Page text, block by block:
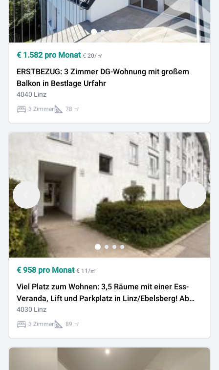
€ 1.582pro Monat € 20/㎡
ERSTBEZUG: 3 Zimmer DG-Wohnung mit großem
Balkon in Bestlage Urfahr
4040 Linz
3 Zimmer 78 ㎡
€ 958 pro Monat € 11/㎡
Viel Platz zum Wohnen: 3,5 Räume mit einer Ess-
Veranda, Lift und Parkplatz in Linz/Ebelsberg! Ab
SOFORT verfügbar!
4030 Linz
3 Zimmer 89 ㎡